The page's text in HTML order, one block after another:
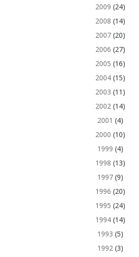
2009 (24)
2008 (14)
2007(20)
2006 (27)
2005 (16)
2004(15)
2003 (11)
2002(14)
2001 (4)
2000 (10)
1999 (4)
1998 (13)
1997(9)
1996 (20)
1995 (24)
1994(14)
1993 (5)
1992(3)